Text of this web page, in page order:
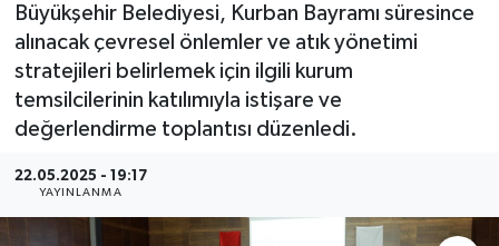
Büyükşehir Belediyesi, Kurban Bayramı süresince
alınacak çevresel önlemler ve atık yönetimi
stratejileri belirlemek için ilgili kurum
temsilcilerinin katılımıyla istişare ve
değerlendirme toplantısı düzenledi.
22.05.2025 - 19:17
YAYINLANMA